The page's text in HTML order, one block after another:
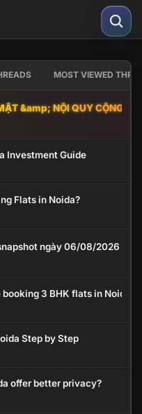
MOST VIEWED
&amp; NỘI QUY CỘNG
Investment Guide
Flats in Noida?
ngày 06/08/2026
3 BHK flats in Noida?
Step by Step
offer better privacy?